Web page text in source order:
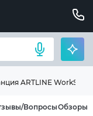
ARTLINE
ВопросыОбзоры